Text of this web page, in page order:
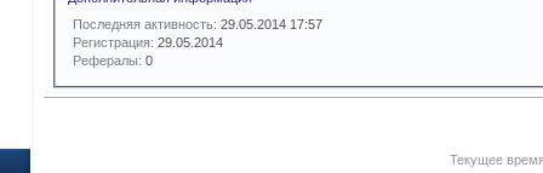
Последняя активность: 29.05.2014 17:57
Регистрация: 29.05.2014
Рефералы: 0
Текущее